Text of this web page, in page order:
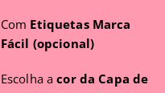
Com Etiquetas Marca
Fácil (opcional)
Escolha acor da Capa de